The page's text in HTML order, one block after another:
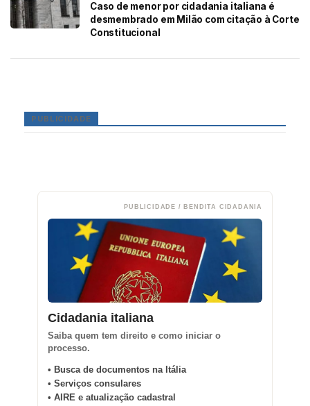
Caso de menor por cidadania italiana é
desmembrado em Milão com citação à Corte
Constitucional
PUBLICIDADE
PUBLICIDADE / BENDITA CIDADANIA
Cidadania italiana
Saiba quem tem direito e como iniciar o
processo.
• Busca de documentos na Itália
• Serviços consulares
• AIRE e atualização cadastral